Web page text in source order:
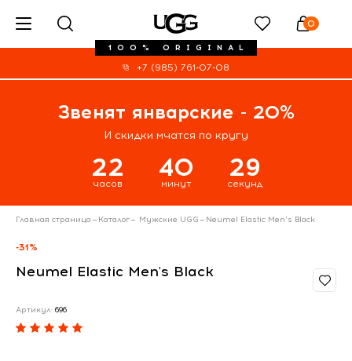
100% ORIGINAL
0
+7 (985) 761-07-08
Звенят январские - 20%
И скидки мчатся по кругу
22
часов
40
минут
28
секунд
Главная страница— Каталог— Мужские UGG— Neumel Elastic Men's Black
-31%
Neumel Elastic Men's Black
Артикул: 696